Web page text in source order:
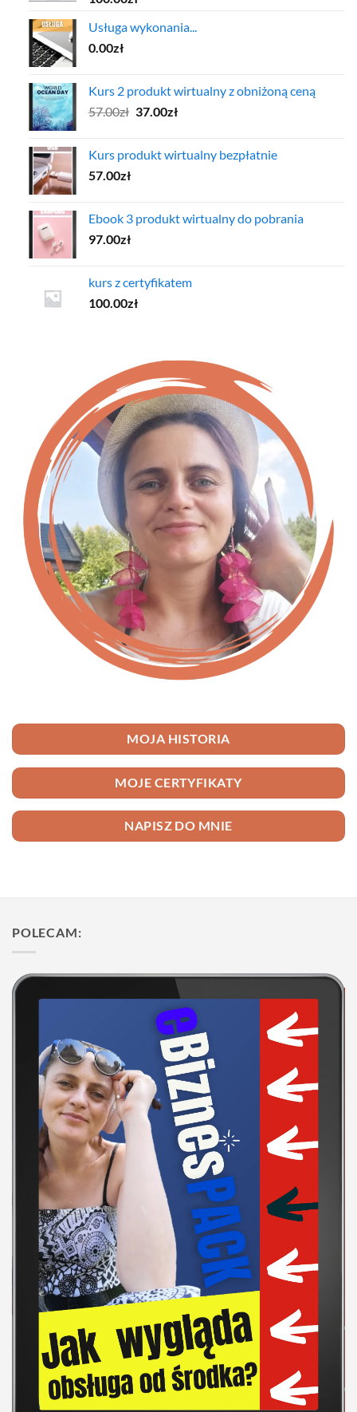
Usługa wykonania...
0.00zł
Kurs 2 produkt wirtualny z obniżoną ceną
57.00zł Pierwotna
57.00zł.
37.00złAktualna
37.00zł.
Kurs produkt wirtualny bezpłatnie
57.00zł
Ebook 3 produkt wirtualny do pobrania
97.00zł
kurs z certyfikatem
100.00zł
MOJA HISTORIA
MOJE CERTYFIKATY
NAPISZ DO MNIE
POLECAM: